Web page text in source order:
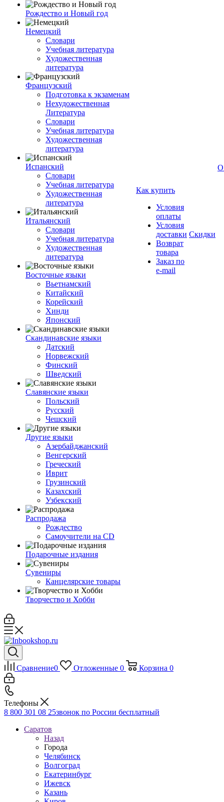
Рождество и Новый год
Немецкий
Словари
Учебная литература
Художественная
литература
Французский
Подготовка к экзаменам
Нехудожественная
Литература
Словари
Учебная литература
Художественная
литература
Испанский
Словари
Учебная литература
Художественная
литература
Итальянский
Словари
Учебная литература
Художественная
литература
Восточные языки
Вьетнамский
Китайский
Корейский
Хинди
Японский
Скандинавские языки
Датский
Норвежский
Финский
Шведский
Славянские языки
Польский
Русский
Чешский
Другие языки
Азербайджанский
Венгерский
Греческий
Иврит
Грузинский
Казахский
Узбекский
Распродажа
Рождество
Самоучители на CD
Подарочные издания
Сувениры
Канцелярские товары
Творчество и Хобби
Как купить
Условия
оплаты
Условия
доставки
Возврат
товара
Заказ по
e-mail
Скидки
О
Сравнение0 Отложенные 0 Корзина 0
Телефоны
8 800 301 08 25звонок по России бесплатный
Саратов
Назад
Города
Челябинск
Волгоград
Екатеринбург
Ижевск
Казань